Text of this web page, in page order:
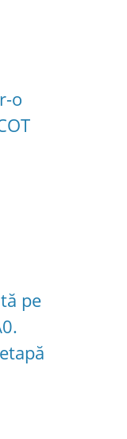
o
pe